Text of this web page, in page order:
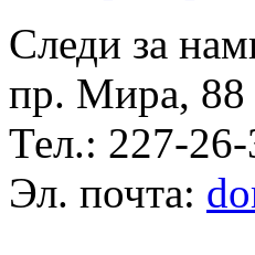
Следи за
пр. Мира, 88
Тел.: 227-
Эл. почта: